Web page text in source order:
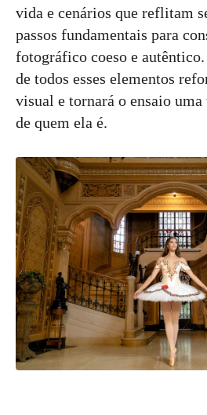
vida e cenários que reflitam
passos fundamentais para
fotográfico coeso e
de todos esses elementos
visual e tornará o ensaio
de quem ela é.